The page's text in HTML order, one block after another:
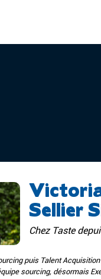
Sellier
puis Talent Acquisition